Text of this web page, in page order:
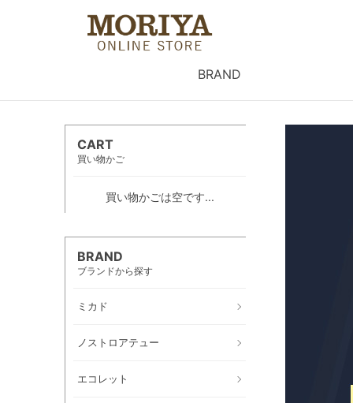
BRAND
CART
買い物かご
買い物かごは空です...
BRAND
ブランドから探す
ミカド
ノストロアテュー
エコレット